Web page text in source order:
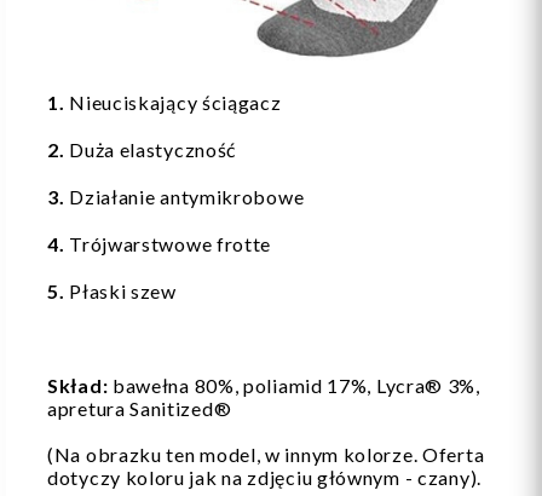
1. Nieuciskający ściągacz
2. Duża elastyczność
3. Działanie antymikrobowe
4. Trójwarstwowe frotte
5. Płaski szew
Skład: bawełna 80%, poliamid 17%, Lycra® 3%,
apretura Sanitized®
(Na obrazku ten model, w innym kolorze. Oferta
dotyczy koloru jak na zdjęciu głównym - czany).